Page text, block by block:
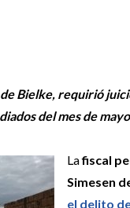
Bielke, requirió
del mes de
Lafiscal
Simesen
el delito